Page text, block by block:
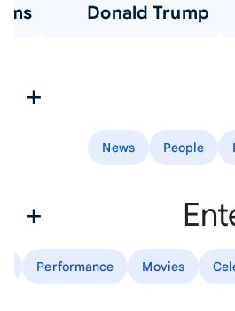
Donald Trump
People
News
Movies
Performance